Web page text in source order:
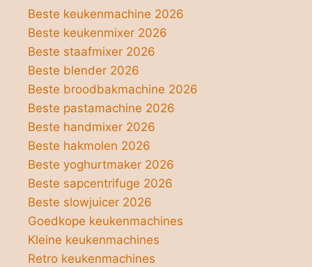
Beste keukenmachine 2026
Beste keukenmixer 2026
Beste staafmixer 2026
Beste blender 2026
Beste broodbakmachine 2026
Beste pastamachine 2026
Beste handmixer 2026
Beste hakmolen 2026
Beste yoghurtmaker 2026
Beste sapcentrifuge 2026
Beste slowjuicer 2026
Goedkope keukenmachines
Kleine keukenmachines
Retro keukenmachines